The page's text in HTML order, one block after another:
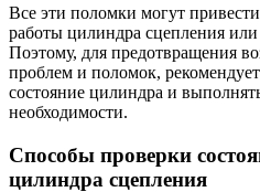
Все эти поломки могут
работы цилиндра сцепления
Поэтому, для предотвращения
проблем и поломок,
состояние цилиндра и
необходимости.
Способы проверки
цилиндра сцепления